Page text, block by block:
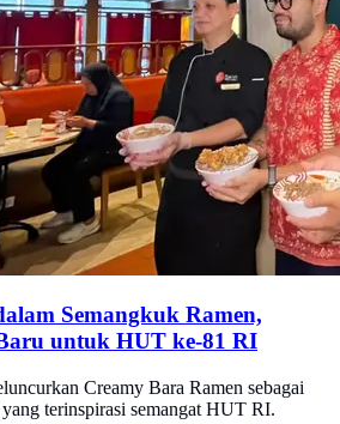
Semangkuk Ramen,
untuk HUT ke-81 RI
Creamy Bara Ramen sebagai
terinspirasi semangat HUT RI.